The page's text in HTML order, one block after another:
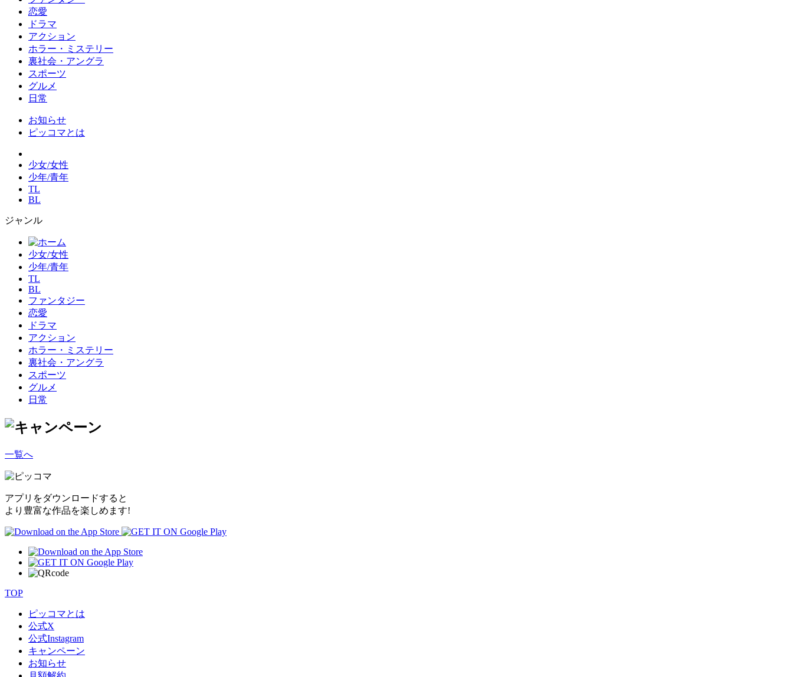
恋愛
ドラマ
アクション
ホラー・ミステリー
裏社会・アングラ
スポーツ
グルメ
日常
お知らせ
ピッコマとは
少女/女性
少年/青年
TL
BL
ジャンル
少女/女性
少年/青年
TL
BL
ファンタジー
恋愛
ドラマ
アクション
ホラー・ミステリー
裏社会・アングラ
スポーツ
グルメ
日常
一覧へ
アプリをダウンロードすると
より豊富な作品を楽しめます!
TOP
ピッコマとは
公式X
公式Instagram
キャンペーン
お知らせ